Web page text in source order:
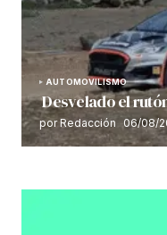
AUTOMOVILISMO
Desvelado el
por Redacción 06/08/